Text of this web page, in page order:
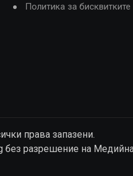
Политика за бисквитките
права запазени.
без разрешение на